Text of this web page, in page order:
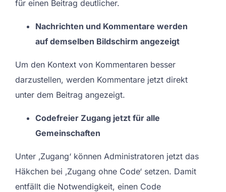
für einen Beitrag deutlicher.
Nachrichten und Kommentare werden
auf demselben Bildschirm angezeigt
Um den Kontext von Kommentaren besser
darzustellen, werden Kommentare jetzt direkt
unter dem Beitrag angezeigt.
Codefreier Zugang jetzt für alle
Gemeinschaften
Unter ‚Zugang‘ können Administratoren jetzt das
Häkchen bei ‚Zugang ohne Code‘ setzen. Damit
entfällt die Notwendigkeit, einen Code